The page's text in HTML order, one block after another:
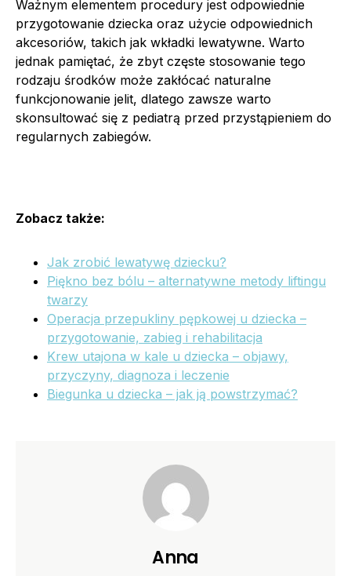
Ważnym elementem procedury jest odpowiednie
przygotowanie dziecka oraz użycie odpowiednich
akcesoriów, takich jak wkładki lewatywne. Warto
jednak pamiętać, że zbyt częste stosowanie tego
rodzaju środków może zakłócać naturalne
funkcjonowanie jelit, dlatego zawsze warto
skonsultować się z pediatrą przed przystąpieniem do
regularnych zabiegów.
Zobacz także:
Jak zrobić lewatywę dziecku?
Piękno bez bólu – alternatywne metody liftingu
twarzy
Operacja przepukliny pępkowej u dziecka –
przygotowanie, zabieg i rehabilitacja
Krew utajona w kale u dziecka – objawy,
przyczyny, diagnoza i leczenie
Biegunka u dziecka – jak ją powstrzymać?
Anna